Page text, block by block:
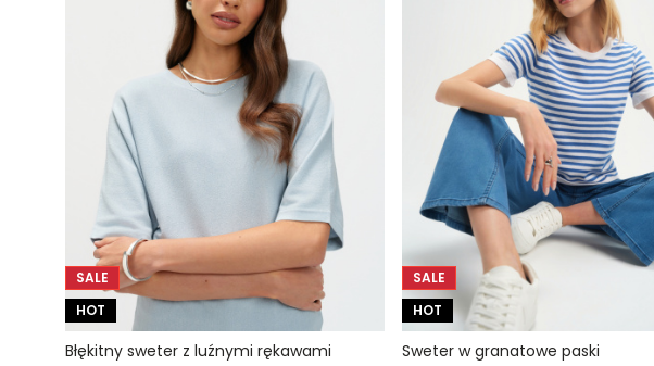
SALE
HOT
Błękitny sweter z luźnymi rękawami
SALE
HOT
Sweter w granatowe paski